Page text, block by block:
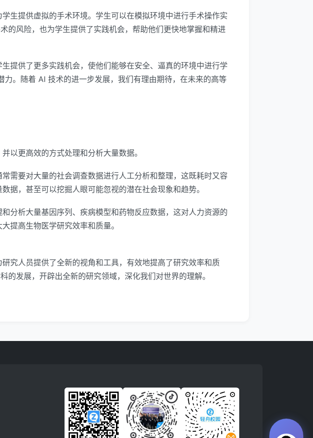
生提供虚拟的手术环境。学生可以在模拟环境中进行手术操作实
的风险，也为学生提供了实践机会，帮助他们更快地掌握和精进
提供了更多实践机会，使他们能够在安全、逼真的环境中进行学
。随着 AI 技术的进一步发展，我们有理由期待，在未来的高等
以更高效的方式处理和分析大量数据。
需要对大量的社会调查数据进行人工分析和整理，这既耗时又容
据，甚至可以挖掘人眼可能忽视的潜在社会现象和趋势。
分析大量基因序列、疾病模型和药物反应数据，这对人力资源的
提高生物医学研究效率和质量。
究人员提供了全新的视角和工具，有效地提高了研究效率和质
发展，开辟出全新的研究领域，深化我们对世界的理解。